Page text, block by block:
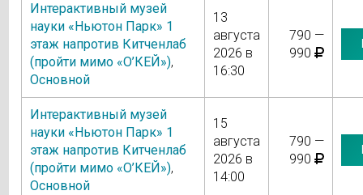
Интерактивный музей
науки «Ньютон Парк» 1
этаж напротив Китченлаб
(пройти мимо «О’КЕЙ»),
Основной
13
августа
2026 в
16:30
790 —
990
Интерактивный музей
науки «Ньютон Парк» 1
этаж напротив Китченлаб
(пройти мимо «О’КЕЙ»),
Основной
15
августа
2026 в
14:00
790 —
990